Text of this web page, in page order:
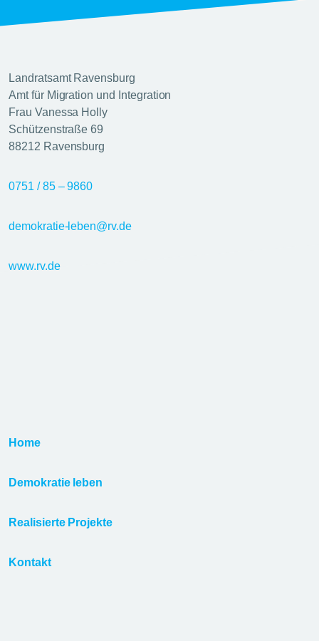
Landratsamt Ravensburg
Amt für Migration und Integration
Frau Vanessa Holly
Schützenstraße 69
88212 Ravensburg
0751 / 85 – 9860
demokratie-leben@rv.de
www.rv.de
Home
Demokratie leben
Realisierte Projekte
Kontakt